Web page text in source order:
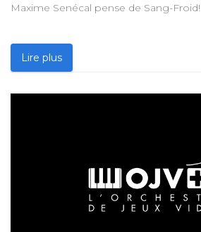
Maxime Senécal pense de Sang-Froid!
Lire plus